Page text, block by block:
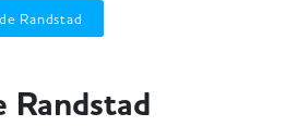
Randstad
Randstad